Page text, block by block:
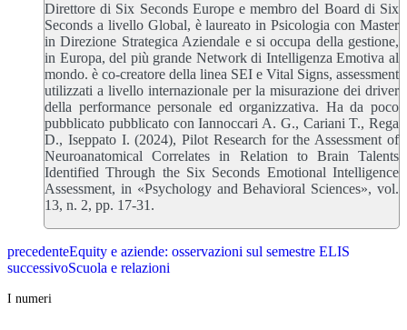
Direttore di Six Seconds Europe e membro del Board di Six
Seconds a livello Global, è laureato in Psicologia con Master
in Direzione Strategica Aziendale e si occupa della gestione,
in Europa, del più grande Network di Intelligenza Emotiva al
mondo. è co-creatore della linea SEI e Vital Signs, assessment
utilizzati a livello internazionale per la misurazione dei driver
della performance personale ed organizzativa. Ha da poco
pubblicato pubblicato con Iannoccari A. G., Cariani T., Rega
D., Iseppato I. (2024), Pilot Research for the Assessment of
Neuroanatomical Correlates in Relation to Brain Talents
Identified Through the Six Seconds Emotional Intelligence
Assessment, in «Psychology and Behavioral Sciences», vol.
13, n. 2, pp. 17-31.
precedenteEquity e aziende: osservazioni sul semestre ELIS
successivoScuola e relazioni
I numeri